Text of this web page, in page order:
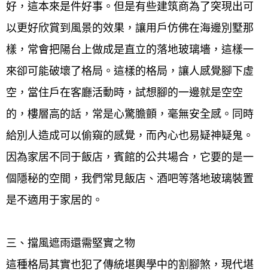
好，這本來是件好事。但是有些建筑商為了突現出可
以更好欣賞到風景的效果，讓用戶仿佛在海邊別墅那
樣，常會把陽台上做成是直立的落地玻璃墻，這樣一
來卻可能破壞了格局。這樣的格局，讓人感覺腳下虛
空，當住戶在客廳活動時，試想腳的一邊就是空空
的，樓層高的話，常是心驚膽顫，毫無安全感。同時
給別人造成可以偷窺的感覺，而內心也易疑神疑鬼。
因為家居不同于飯店，賓館的公共場合，它要的是一
個隱秘的空間，我們常見飯店、酒吧等落地玻璃裝置
是不適用于家居的。
三、擋風遮雨還需堅實之物
這種格局其實也犯了傳統堪輿學中的割腳煞，現代堪